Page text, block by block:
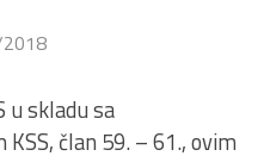
u skladu sa
član 59. – 61., ovim